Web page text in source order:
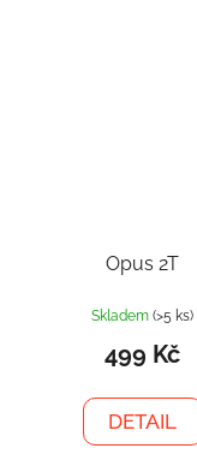
Opus 2T
Skladem(>5 ks)
499 Kč
DETAIL